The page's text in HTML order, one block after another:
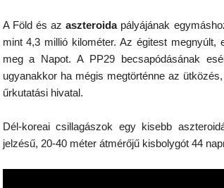
A Föld és az aszteroidapályájának
mint 4,3 millió kilométer. Az égitest
meg a Napot. A PP29 becsapódásának
ugyanakkor ha mégis megtörténne az
űrkutatási hivatal.
Dél-koreai csillagászok egy kisebb
jelzésű, 20-40 méter átmérőjű kisbolygót 44